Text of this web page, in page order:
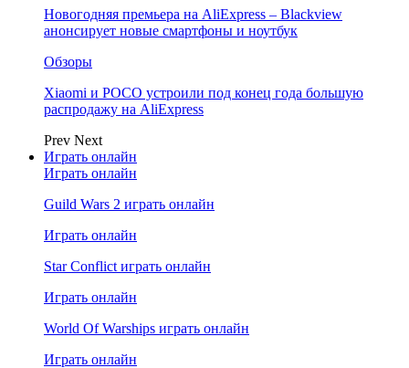
Новогодняя премьера на AliExpress – Blackview
анонсирует новые смартфоны и ноутбук
Обзоры
Xiaomi и POCO устроили под конец года большую
распродажу на AliExpress
Prev Next
Играть онлайн
Играть онлайн
Guild Wars 2 играть онлайн
Играть онлайн
Star Conflict играть онлайн
Играть онлайн
World Of Warships играть онлайн
Играть онлайн